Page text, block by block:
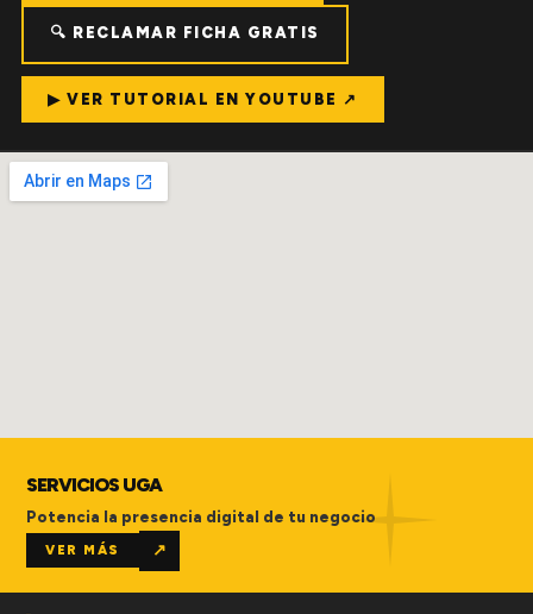
🔍 RECLAMAR FICHA GRATIS
▶ VER TUTORIAL EN YOUTUBE ↗
SERVICIOS UGA
Potencia la presencia digital de tu negocio
VER MÁS ↗